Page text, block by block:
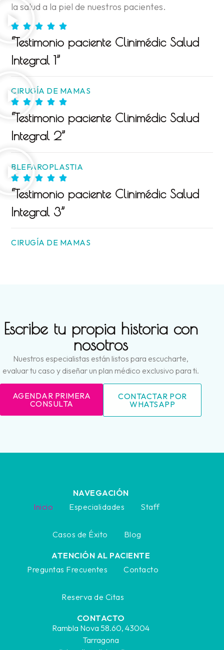
la salud a la piel de nuestros pacientes.
“Testimonio paciente Clinimédic Salud
Integral 1”
CIRUGÍA DE MAMAS
“Testimonio paciente Clinimédic Salud
Integral 2”
BLEFAROPLASTIA
“Testimonio paciente Clinimédic Salud
Integral 3”
CIRUGÍA DE MAMAS
Escribe tu propia historia con
nosotros
Nuestros especialistas están listos para escucharte,
evaluar tu caso y diseñar un plan médico exclusivo para ti.
AGENDAR PRIMERA
CONSULTA
CONTACTAR POR
WHATSAPP
NAVEGACIÓN
Inicio
Especialidades Staff
Casos de Éxito Blog
ATENCIÓN AL PACIENTE
Preguntas Frecuentes
Contacto
Reserva de Citas
CONTACTO
Rambla Nova 58.60, 43004
Tarragona